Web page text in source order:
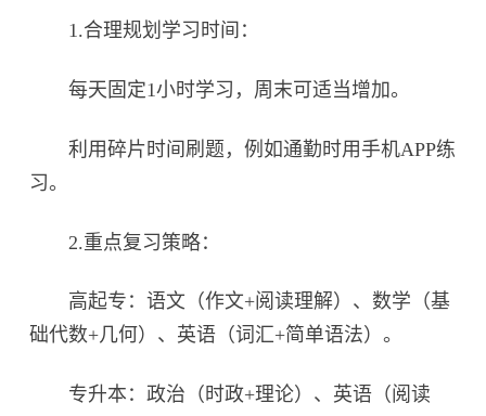
1.合理规划学习时间：
每天固定1小时学习，周末可适当增加。
利用碎片时间刷题，例如通勤时用手机APP练
习。
2.重点复习策略：
高起专：语文（作文+阅读理解）、数学（基
础代数+几何）、英语（词汇+简单语法）。
专升本：政治（时政+理论）、英语（阅读